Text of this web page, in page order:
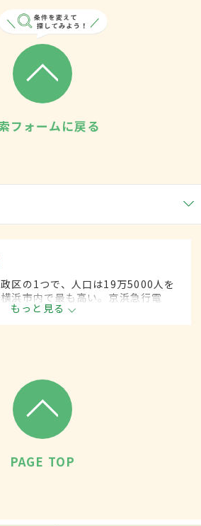
フォームに戻る
区の1つで、人口は19万5000人を
浜市内で最も高い。京浜急行電
ルーラインが通り、住宅地はもち
施設、地区センター、学校などが
もっと見る
PAGE TOP